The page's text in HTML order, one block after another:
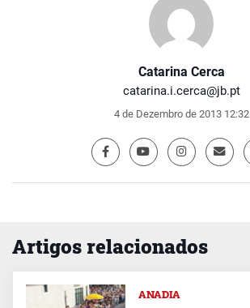
Catarina Cerca
catarina.i.cerca@jb.pt
4 de Dezembro de 2013 12:32
Artigos relacionados
ANADIA